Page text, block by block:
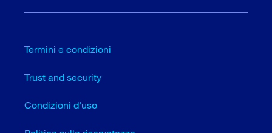
Termini e condizioni
Trust and security
Condizioni d'uso